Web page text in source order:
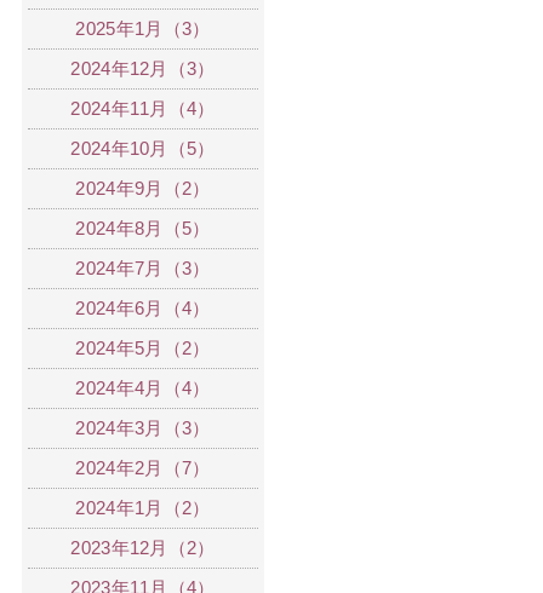
2025年1月（3）
2024年12月（3）
2024年11月（4）
2024年10月（5）
2024年9月（2）
2024年8月（5）
2024年7月（3）
2024年6月（4）
2024年5月（2）
2024年4月（4）
2024年3月（3）
2024年2月（7）
2024年1月（2）
2023年12月（2）
2023年11月（4）